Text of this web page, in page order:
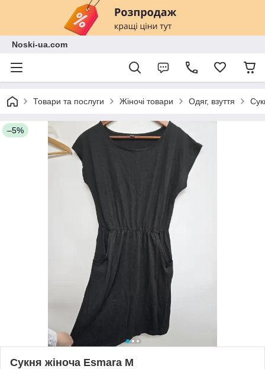
Noski-ua.com
Товари та послуги Жіночі товари Одяг, взуття
–5%
Сукня жіноча Esmara М